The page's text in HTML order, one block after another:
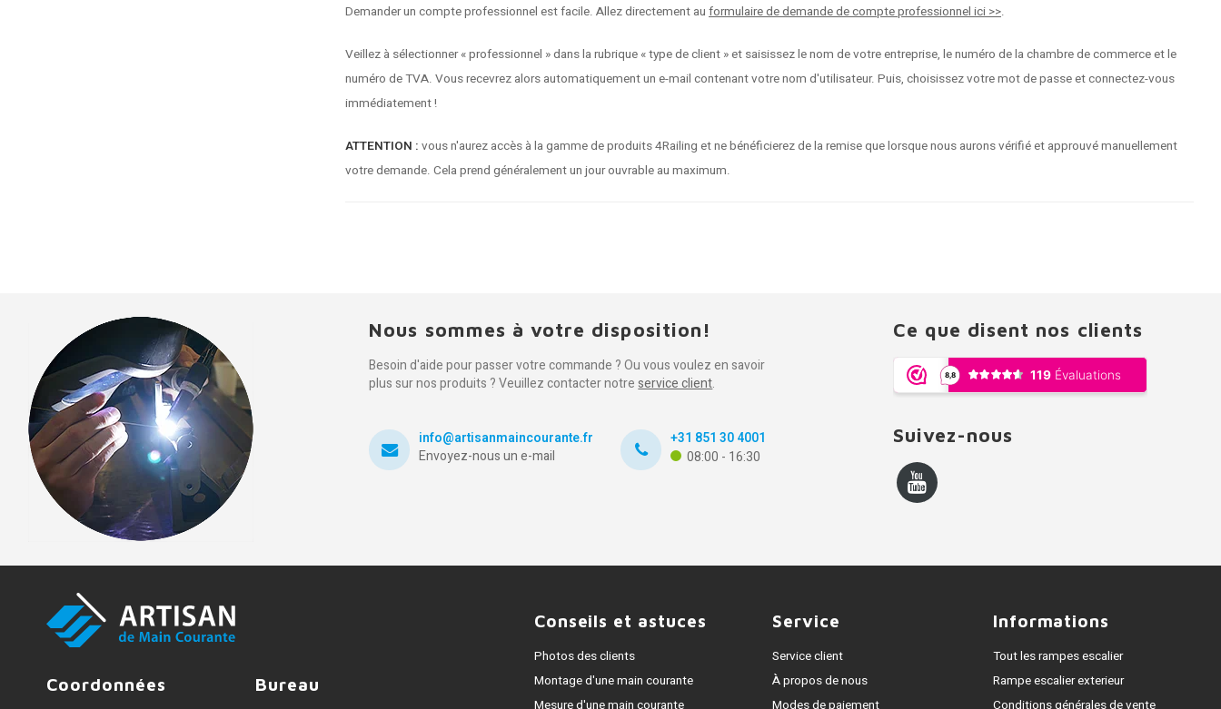
Demander un compte professionnel est facile. Allez directement au formulaire de demande de compte professionnel ici >>.
Veillez à sélectionner « professionnel » dans la rubrique « type de client » et saisissez le nom de votre entreprise, le numéro de la chambre de commerce et le
numéro de TVA. Vous recevrez alors automatiquement un e-mail contenant votre nom d'utilisateur. Puis, choisissez votre mot de passe et connectez-vous
immédiatement !
ATTENTION : vous n'aurez accès à la gamme de produits 4Railing et ne bénéficierez de la remise que lorsque nous aurons vérifié et approuvé manuellement
votre demande. Cela prend généralement un jour ouvrable au maximum.
Nous sommes à votre disposition!
Besoin d'aide pour passer votre commande ? Ou vous voulez en savoir
plus sur nos produits ? Veuillez contacter notreservice client.
info@artisanmaincourante.fr
Envoyez-nous un e-mail
+31 851 30 4001
08:00 - 16:30
Ce que disent nos clients
Suivez-nous
Coordonnées Bureau
Conseils et astuces
Photos des clients
Montage d'une main courante
Mesure d'une main courante
Service
Service client
À propos de nous
Modes de paiement
Informations
Tout les rampes escalier
Rampe escalier exterieur
Conditions générales de vente